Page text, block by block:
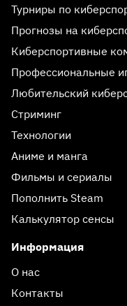
Турниры по
Прогнозы на
Киберспортивные
Профессиональные
Любительский
Стриминг
Технологии
Аниме и манга
Фильмы и сериалы
Пополнить Steam
Калькулятор сенсы
Информация
О нас
Контакты